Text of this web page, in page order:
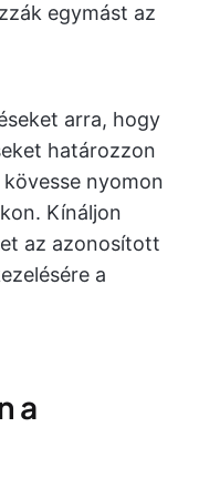
egymást az
arra, hogy
határozzon
nyomon
Kínáljon
az azonosított
a
a